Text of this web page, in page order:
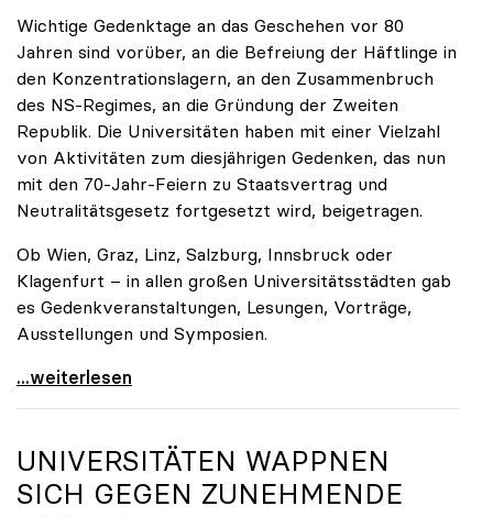
Wichtige Gedenktage an das Geschehen vor 80
Jahren sind vorüber, an die Befreiung der Häftlinge in
den Konzentrationslagern, an den Zusammenbruch
des NS-Regimes, an die Gründung der Zweiten
Republik. Die Universitäten haben mit einer Vielzahl
von Aktivitäten zum diesjährigen Gedenken, das nun
mit den 70-Jahr-Feiern zu Staatsvertrag und
Neutralitätsgesetz fortgesetzt wird, beigetragen.
Ob Wien, Graz, Linz, Salzburg, Innsbruck oder
Klagenfurt – in allen großen Universitätsstädten gab
es Gedenkveranstaltungen, Lesungen, Vorträge,
Ausstellungen und Symposien.
uniko-Präsidentin Brigitte Hütter zu Gedenkjahr:
...weiterlesen
UNIVERSITÄTEN WAPPNEN
SICH GEGEN ZUNEHMENDE